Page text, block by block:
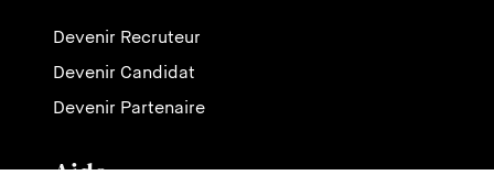
Devenir Recruteur
Devenir Candidat
Devenir Partenaire
Aide